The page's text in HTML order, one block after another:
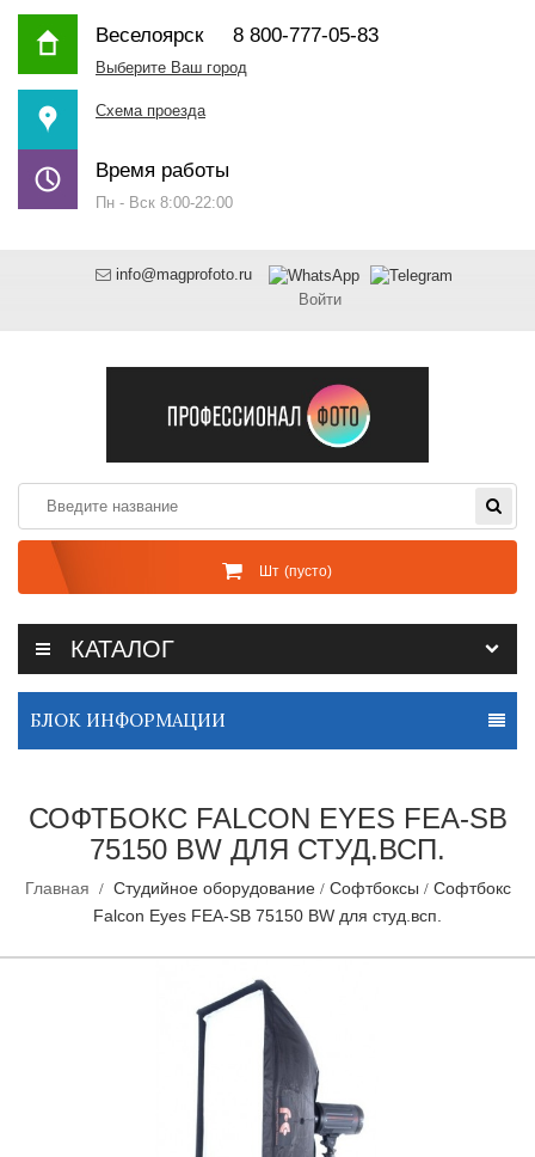
Веселоярск8 800-777-05-83
Выберите Ваш город
Схема проезда
Время работы
Пн - Вск 8:00-22:00
info@magprofoto.ru
Войти
Шт (пусто)
КАТАЛОГ
БЛОК ИНФОРМАЦИИ
СОФТБОКС FALCON EYES FEA-SB
75150 BW ДЛЯ СТУД.ВСП.
Главная Студийное оборудование Софтбоксы
Софтбокс
Falcon Eyes FEA-SB 75150 BW для студ.всп.